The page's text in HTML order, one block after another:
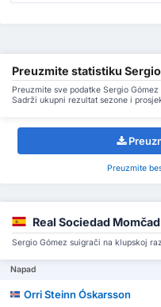
Preuzmite statistiku
Preuzmite sve podatke Sergio
Sadrži ukupni rezultat sezone i
Preuzmite
Real Sociedad Momčad
Sergio Gómez suigrači na klupskoj
Napad
Orri Steinn Óskarsson